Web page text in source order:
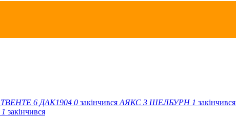
ТВЕНТЕ 6 ДАК1904 0 закінчився АЯКС 3 ШЕЛБУРН 1 закінчився
1 закінчився